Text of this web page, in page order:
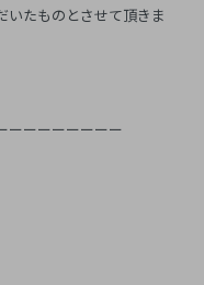
いたものとさせて頂きま
ーーーーーーーー